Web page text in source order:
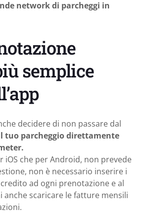
network di parcheggi in
semplice
decidere di non passare dal
tuo parcheggio direttamente
iOS che per Android, non prevede
non è necessario inserire i
ad ogni prenotazione e al
scaricare le fatture mensili